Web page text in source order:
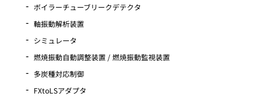
ボイラーチューブリークデテクタ
軸振動解析装置
シミュレータ
燃焼振動自動調整装置 / 燃焼振動監視装置
多炭種対応制御
FXtoLSアダプタ